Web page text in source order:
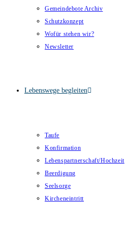
Gemeindebote Archiv
Schutzkonzept
Wofür stehen wir?
Newsletter
Lebenswege begleiten
Taufe
Konfirmation
Lebenspartnerschaft/Hochzeit
Beerdigung
Seelsorge
Kircheneintritt